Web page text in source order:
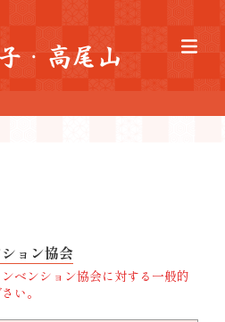
・高尾山
ョン協会
ベンション協会に対する一般的
い。